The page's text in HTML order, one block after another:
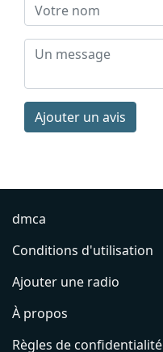
Ajouter un avis
dmca
Conditions d'utilisation
Ajouter une radio
À propos
Règles de confidentialité